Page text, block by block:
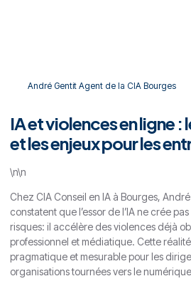
André Gentit Agent de la CIA Bourges
IA et violences en ligne
et les enjeux pour les
\n\n
Chez CIA Conseil en IA à Bourges,
constatent que l’essor de l’IA ne crée
risques: il accélère des violences déjà
professionnel et médiatique. Cette
pragmatique et mesurable pour les
organisations tournées vers le